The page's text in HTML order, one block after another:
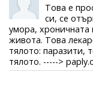
Това е
си, се
умора,
живота. Това
тялото: паразити,
тялото. ----->